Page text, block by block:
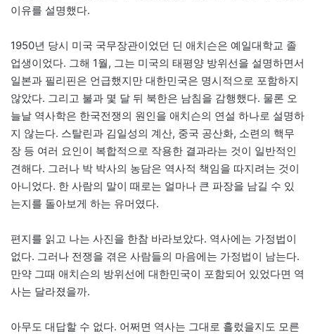
이유를 설명했다.
1950년 당시 미국 국무장관이었던 딘 애치슨은 예일대학교 졸
업생이었다. 그해 1월, 그는 미국의 태평양 방위선을 설명하면서
일본과 필리핀은 언급했지만 대한민국은 명시적으로 포함하지
않았다. 그리고 불과 몇 달 뒤 북한은 남침을 감행했다. 물론 오
늘날 역사학은 한국전쟁의 원인을 애치슨의 연설 하나로 설명하
지 않는다. 스탈린과 김일성의 계산, 중국 공산화, 소련의 핵무
장 등 여러 요인이 복합적으로 작용한 결과라는 것이 일반적인
견해다. 그러나 박 박사의 농담은 역사적 책임을 따지려는 것이
아니었다. 한 사람의 말이 때로는 얼마나 큰 파장을 남길 수 있
는지를 돌아보게 하는 유머였다.
편지를 읽고 나는 사진을 한참 바라보았다. 역사에는 가정법이
없다. 그러나 전쟁을 겪은 사람들의 마음에는 가정법이 남는다.
만약 그때 애치슨의 방위선에 대한민국이 포함되어 있었다면 역
사는 달라졌을까.
아무도 대답할 수 없다. 어쩌면 역사는 그대로 흘렀을지도 모른